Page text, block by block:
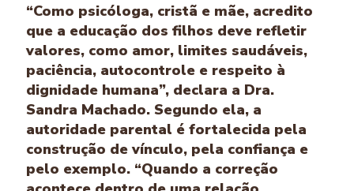
“Como psicóloga, cristã e mãe, acredito
que a educação dos filhos deve refletir
valores, como amor, limites saudáveis,
paciência, autocontrole e respeito à
dignidade humana”, declara a Dra.
Sandra Machado. Segundo ela, a
autoridade parental é fortalecida pela
construção de vínculo, pela confiança e
pelo exemplo. “Quando a correção